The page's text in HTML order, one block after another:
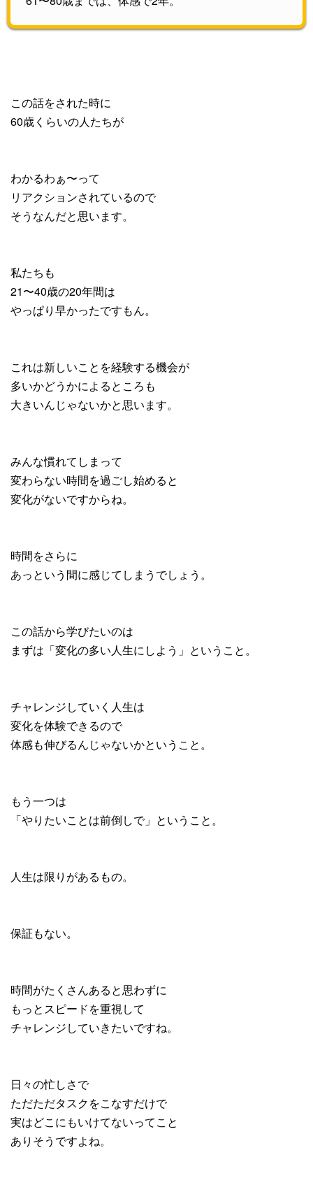
この話をされた時に
60歳くらいの人たちが
わかるわぁ〜って
リアクションされているので
そうなんだと思います。
私たちも
21〜40歳の20年間は
やっぱり早かったですもん。
これは新しいことを経験する機会が
多いかどうかによるところも
大きいんじゃないかと思います。
みんな慣れてしまって
変わらない時間を過ごし始めると
変化がないですからね。
時間をさらに
あっという間に感じてしまうでしょう。
この話から学びたいのは
まずは「変化の多い人生にしよう」ということ。
チャレンジしていく人生は
変化を体験できるので
体感も伸びるんじゃないかということ。
もう一つは
「やりたいことは前倒しで」ということ。
人生は限りがあるもの。
保証もない。
時間がたくさんあると思わずに
もっとスピードを重視して
チャレンジしていきたいですね。
日々の忙しさで
ただただタスクをこなすだけで
実はどこにもいけてないってこと
ありそうですよね。